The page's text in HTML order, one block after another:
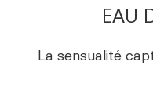
EAU
La sensualité